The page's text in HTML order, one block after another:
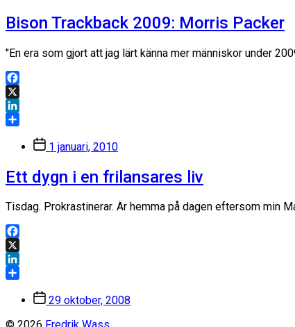
Bison Trackback 2009: Morris Packer
"En era som gjort att jag lärt känna mer människor under
Facebook
X
LinkedIn
Inläggsdatum
1 januari, 2010
Ett dygn i en frilansares liv
Tisdag. Prokrastinerar. Är hemma på dagen eftersom min
Facebook
X
LinkedIn
Inläggsdatum
29 oktober, 2008